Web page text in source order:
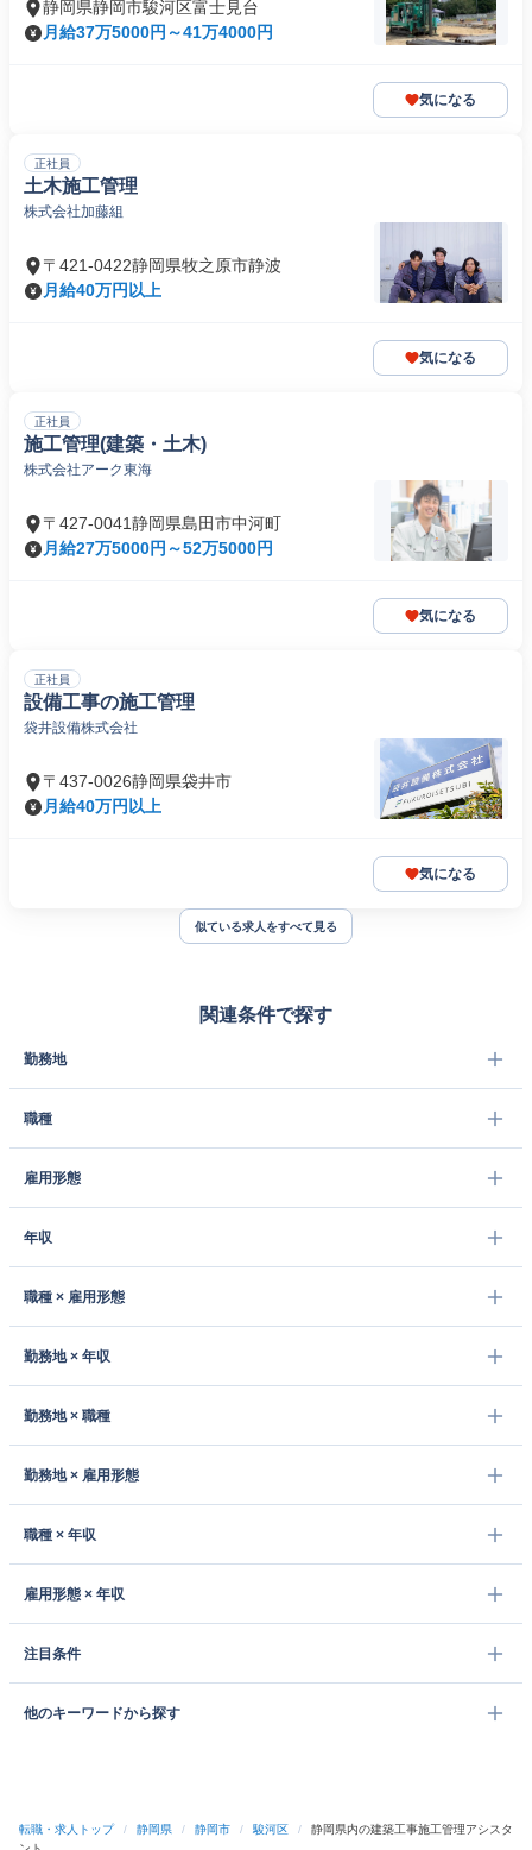
静岡県静岡市駿河区富士見台
月給37万5000円～41万4000円
気になる
正社員
土木施工管理
株式会社加藤組
〒421-0422静岡県牧之原市静波
月給40万円以上
気になる
正社員
施工管理(建築・土木)
株式会社アーク東海
〒427-0041静岡県島田市中河町
月給27万5000円～52万5000円
気になる
正社員
設備工事の施工管理
袋井設備株式会社
〒437-0026静岡県袋井市
月給40万円以上
気になる
似ている求人をすべて見る
関連条件で探す
勤務地
職種
雇用形態
年収
職種 × 雇用形態
勤務地 × 年収
勤務地 × 職種
勤務地 × 雇用形態
職種 × 年収
雇用形態 × 年収
注目条件
他のキーワードから探す
転職・求人トップ / 静岡県 / 静岡市 / 駿河区 /
静岡県内の建築工事施工管理アシスタ